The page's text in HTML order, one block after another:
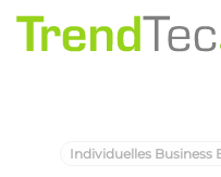
Zum Inhalt springen
Individuelles Business